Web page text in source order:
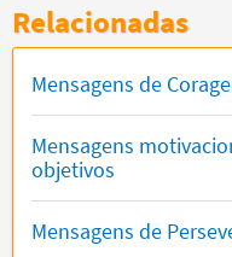
Relacionadas
Mensagens de
Mensagens
objetivos
Mensagens de